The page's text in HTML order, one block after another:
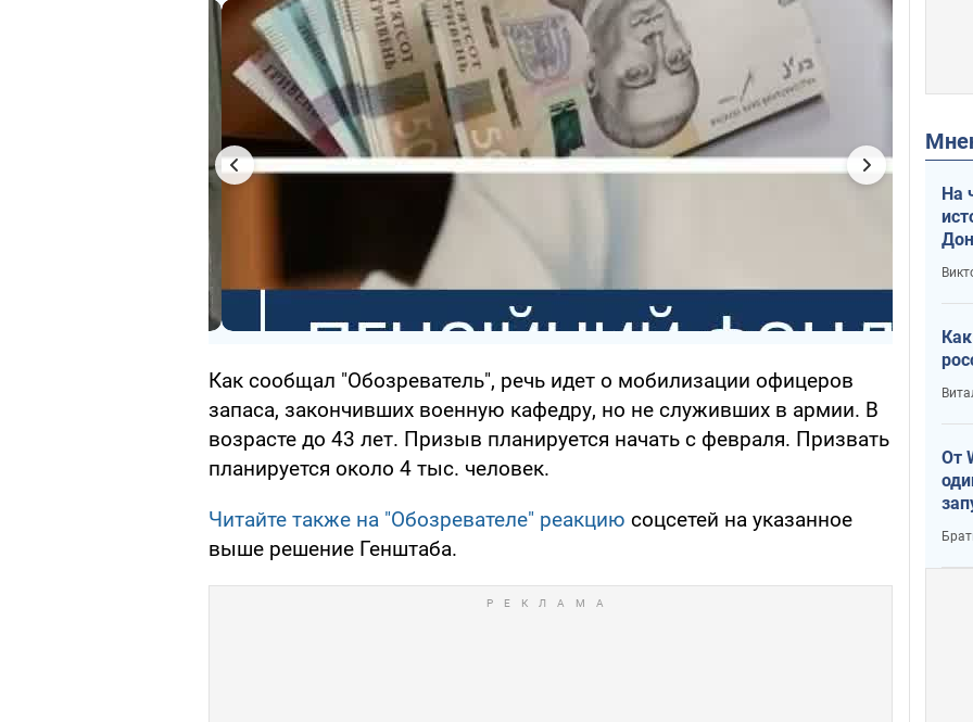
Как сообщал "Обозреватель", речь идет о мобилизации офицеров
запаса, закончивших военную кафедру, но не служивших в армии. В
возрасте до 43 лет. Призыв планируется начать с февраля. Призвать
планируется около 4 тыс. человек.
Читайте также на "Обозревателе" реакцию соцсетей на указанное
выше решение Генштаба.
На
От